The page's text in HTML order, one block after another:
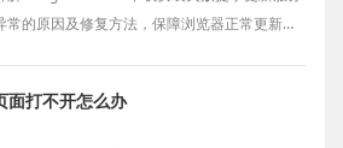
常的原因及修复方法，保障浏览器正常更新和
面打不开怎么办